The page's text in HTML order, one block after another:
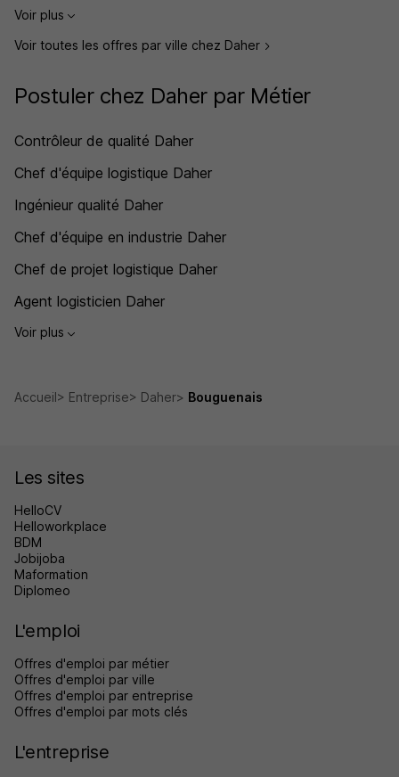
Voir plus
Voir toutes les offres par ville chez Daher
Postuler chez Daher par Métier
Contrôleur de qualité Daher
Chef d'équipe logistique Daher
Ingénieur qualité Daher
Chef d'équipe en industrie Daher
Chef de projet logistique Daher
Agent logisticien Daher
Voir plus
Accueil Entreprise Daher Bouguenais
Les sites
HelloCV
Helloworkplace
BDM
Jobijoba
Maformation
Diplomeo
L'emploi
Offres d'emploi par métier
Offres d'emploi par ville
Offres d'emploi par entreprise
Offres d'emploi par mots clés
L'entreprise